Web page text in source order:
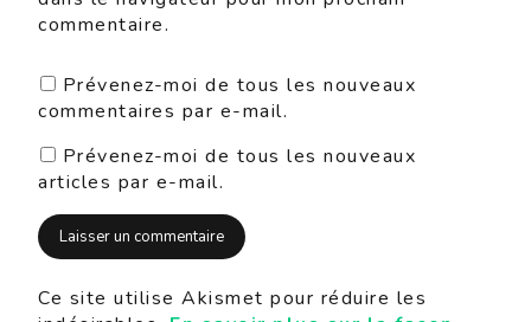
commentaire.
Prévenez-moi de tous les nouveaux
commentaires par e-mail.
Prévenez-moi de tous les nouveaux
articles par e-mail.
Ce site utilise Akismet pour réduire les